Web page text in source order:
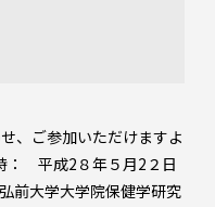
、ご参加いただけますよ
平成2８年５月2２日
大学大学院保健学研究